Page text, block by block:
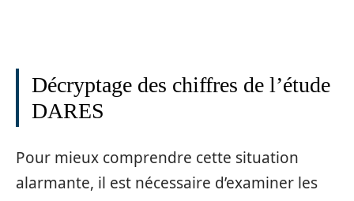
Décryptage des chiffres de l’étude
DARES
Pour mieux comprendre cette situation
alarmante, il est nécessaire d’examiner les